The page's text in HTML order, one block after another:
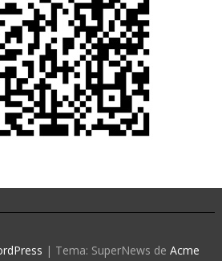
| Tema: SuperNews de Acme